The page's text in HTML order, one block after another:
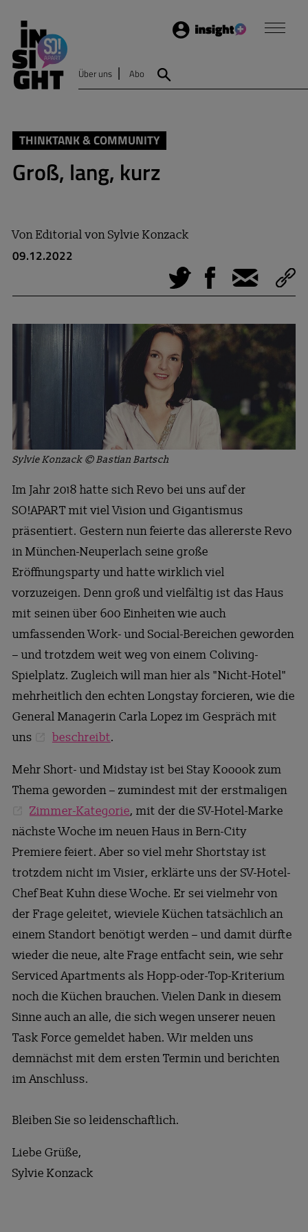
Login
Über uns Abo
THINKTANK & COMMUNITY
Groß, lang, kurz
VonEditorial von Sylvie Konzack
09.12.2022
Tweet Facebook
E-Mail
Sylvie Konzack © Bastian Bartsch
Im Jahr 2018 hatte sich Revo bei uns auf der
SO!APART mit viel Vision und Gigantismus
präsentiert. Gestern nun feierte das allererste Revo
in München-Neuperlach seine große
Eröffnungsparty und hatte wirklich viel
vorzuzeigen. Denn groß und vielfältig ist das Haus
mit seinen über 600 Einheiten wie auch
umfassenden Work- und Social-Bereichen geworden
– und trotzdem weit weg von einem Coliving-
Spielplatz. Zugleich will man hier als "Nicht-Hotel"
mehrheitlich den echten Longstay forcieren, wie die
General Managerin Carla Lopez im Gespräch mit
uns
beschreibt.
Mehr Short- und Midstay ist bei Stay Kooook zum
Thema geworden – zumindest mit der erstmaligen
Zimmer-Kategorie, mit der die SV-Hotel-Marke
nächste Woche im neuen Haus in Bern-City
Premiere feiert. Aber so viel mehr Shortstay ist
trotzdem nicht im Visier, erklärte uns der SV-Hotel-
Chef Beat Kuhn diese Woche. Er sei vielmehr von
der Frage geleitet, wieviele Küchen tatsächlich an
einem Standort benötigt werden – und damit dürfte
wieder die neue, alte Frage entfacht sein, wie sehr
Serviced Apartments als Hopp-oder-Top-Kriterium
noch die Küchen brauchen. Vielen Dank in diesem
Sinne auch an alle, die sich wegen unserer neuen
Task Force gemeldet haben. Wir melden uns
demnächst mit dem ersten Termin und berichten
im Anschluss.
Bleiben Sie so leidenschaftlich.
Liebe Grüße,
Sylvie Konzack